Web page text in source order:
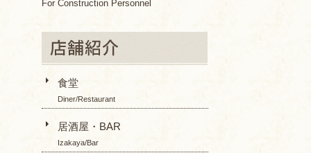
For Construction Personnel
食堂
Diner/Restaurant
居酒屋・BAR
Izakaya/Bar